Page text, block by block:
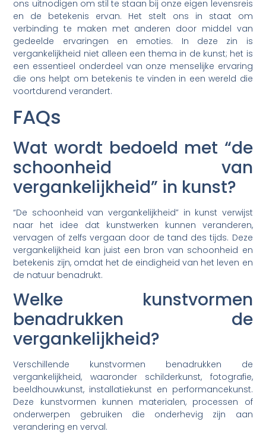
ons uitnodigen om stil te staan bij onze eigen levensreis
en de betekenis ervan. Het stelt ons in staat om
verbinding te maken met anderen door middel van
gedeelde ervaringen en emoties. In deze zin is
vergankelijkheid niet alleen een thema in de kunst; het is
een essentieel onderdeel van onze menselijke ervaring
die ons helpt om betekenis te vinden in een wereld die
voortdurend verandert.
FAQs
Wat wordt bedoeld met “de
schoonheid van
vergankelijkheid” in kunst?
“De schoonheid van vergankelijkheid” in kunst verwijst
naar het idee dat kunstwerken kunnen veranderen,
vervagen of zelfs vergaan door de tand des tijds. Deze
vergankelijkheid kan juist een bron van schoonheid en
betekenis zijn, omdat het de eindigheid van het leven en
de natuur benadrukt.
Welke kunstvormen
benadrukken de
vergankelijkheid?
Verschillende kunstvormen benadrukken de
vergankelijkheid, waaronder schilderkunst, fotografie,
beeldhouwkunst, installatiekunst en performancekunst.
Deze kunstvormen kunnen materialen, processen of
onderwerpen gebruiken die onderhevig zijn aan
verandering en verval.